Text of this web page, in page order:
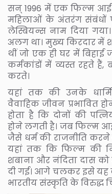
सन् 1996 में एक फिल्म आई
महिलाओं के अंतरंग संबंधों
लेस्बियन्स नाम दिया
अलग था। मुख्य किरदार में
थीं जो एक ही घर में बिहाई
कर्मकांडों में व्यस्त रहते
करते।
यहां तक की उनके
वैवाहिक जीवन प्रभावित
होता है कि दोनों की
होने लगती है। जब फिल्म
जैसे धर्म की राजनीति
यहां तक कि फिल्म की
शबाना और नंदिता दास
दी गई। आगे चलकर इसे यह
भारतीय संस्कृति के विरुद्ध